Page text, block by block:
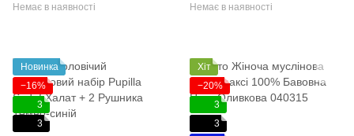
Немає в наявності
Немає в наявності
Новинка
−16%
3
3
Хіт
−20%
3
3